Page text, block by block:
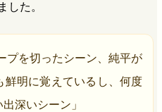
した。
プを切ったシーン、純平が
明に覚えているし、何度
深いシーン」